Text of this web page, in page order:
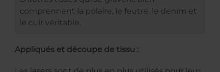
comprennent la polaire, le feutre, le denim et
le cuir véritable.
Appliqués et découpe de tissu :